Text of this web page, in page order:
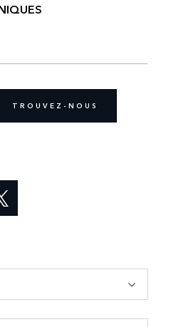
TROUVEZ-NOUS